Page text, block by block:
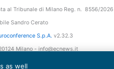
al Tribunale di Milano Reg. n. 8556/2026
Sandro Cerato
S.p.A. v2.32.3
Milano - info@ecnews.it
Registro Imprese di Milano
as well